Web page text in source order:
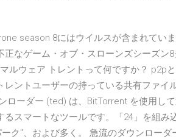
season 8にはウイルスが含まれてい
なゲーム・オブ・スローンズシーズン
ルウェア トレントって何ですか？ p2p
ントユーザーの持っている共有ファイ
ローダー (ted) は、BitTorrent を使用し
スマートなツールです。「24」を組み
ク"、および多く。 急流のダウンローダ